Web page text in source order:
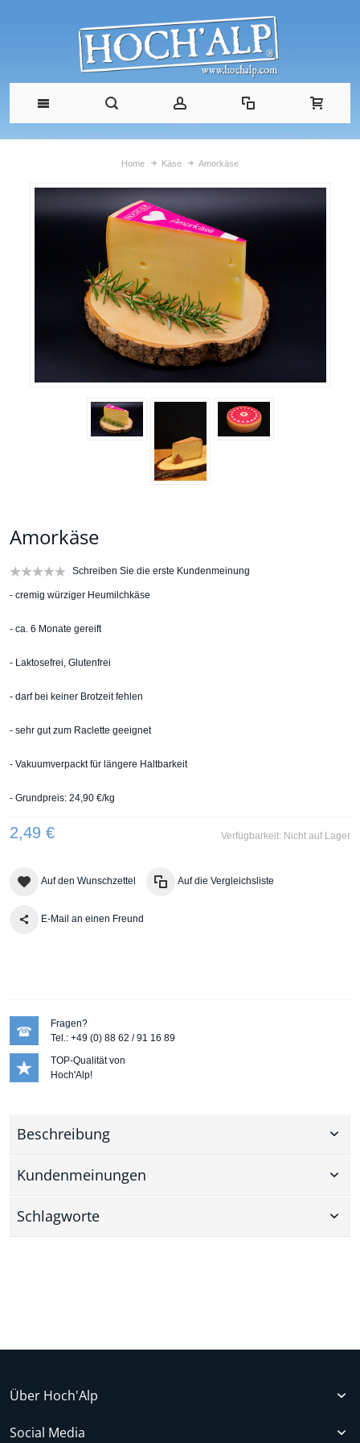
Home Käse Amorkäse
Amorkäse
Schreiben Sie die erste Kundenmeinung
- cremig würziger Heumilchkäse
- ca. 6 Monate gereift
- Laktosefrei, Glutenfrei
- darf bei keiner Brotzeit fehlen
- sehr gut zum Raclette geeignet
- Vakuumverpackt für längere Haltbarkeit
- Grundpreis: 24,90 €/kg
Verfügbarkeit: Nicht auf Lager
2,49 €
Auf den Wunschzettel Auf die Vergleichsliste
E-Mail an einen Freund
Fragen?
Tel.: +49 (0) 88 62 / 91 16 89
TOP-Qualität von
Hoch'Alp!
Beschreibung
Kundenmeinungen
Schlagworte
Über Hoch'Alp
Social Media